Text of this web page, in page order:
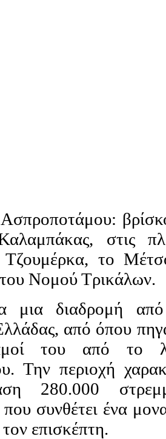
στις
το
Νομού Τρικάλων.
μια διαδρομή από
από όπου
του από το
Την περιοχή
280.000
συνθέτει ένα
επισκέπτη.